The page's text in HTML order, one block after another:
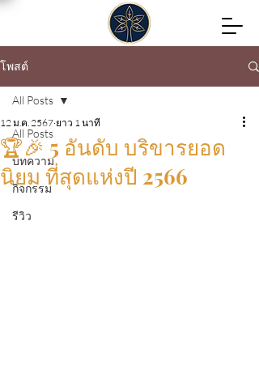
โพสต์
All Posts
บทความ
กิจกรรม
รีวิว
All Posts
🏆🎉 5 อันดับ บริขารยอด
นิยม ที่สุดแห่งปี 2566
12 ม.ค. 2567 ยาว 1 นาที